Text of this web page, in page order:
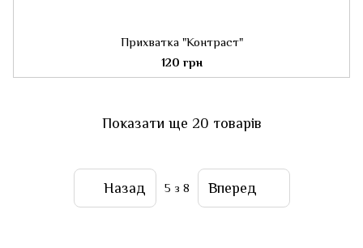
Прихватка "Контраст"
120 грн
Показати ще 20 товарів
Назад 5 з 8 Вперед